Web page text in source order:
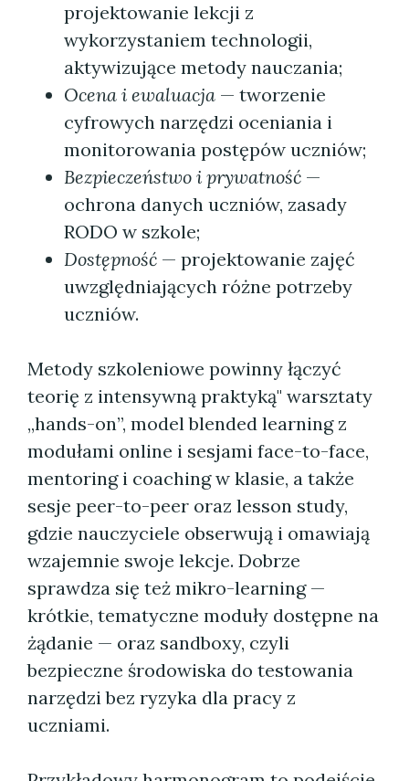
projektowanie lekcji z
wykorzystaniem technologii,
aktywizujące metody nauczania;
Ocena i ewaluacja — tworzenie
cyfrowych narzędzi oceniania i
monitorowania postępów uczniów;
Bezpieczeństwo i prywatność —
ochrona danych uczniów, zasady
RODO w szkole;
Dostępność — projektowanie zajęć
uwzględniających różne potrzeby
uczniów.
Metody szkoleniowe powinny łączyć
teorię z intensywną praktyką" warsztaty
„hands-on”, model blended learning z
modułami online i sesjami face-to-face,
mentoring i coaching w klasie, a także
sesje peer-to-peer oraz lesson study,
gdzie nauczyciele obserwują i omawiają
wzajemnie swoje lekcje. Dobrze
sprawdza się też mikro-learning —
krótkie, tematyczne moduły dostępne na
żądanie — oraz sandboxy, czyli
bezpieczne środowiska do testowania
narzędzi bez ryzyka dla pracy z
uczniami.